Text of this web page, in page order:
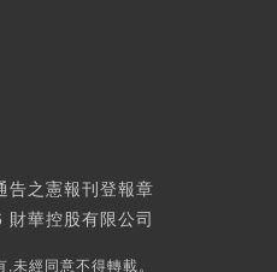
告之憲報刊登報章
華控股有限公司
未經同意不得轉載。